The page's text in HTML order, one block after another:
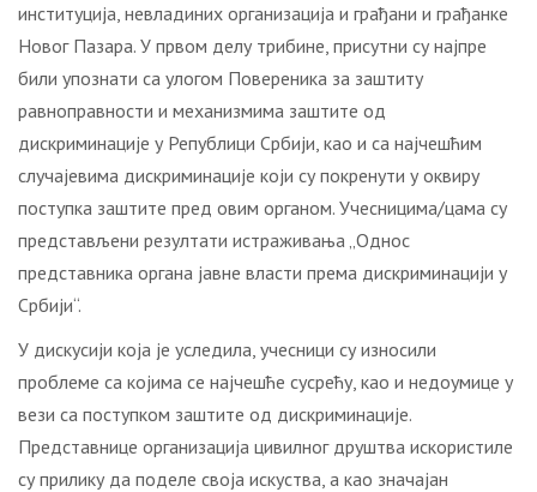
институција, невладиних организација и грaђaни и грaђaнкe
Нoвoг Пaзaрa. У првом делу трибинe, присутни су најпре
били упознати са улогом Повереника за заштиту
равноправности и механизмима заштите од
дискриминације у Републици Србији, као и са најчешћим
случајевима дискриминације који су покренути у оквиру
поступка заштите пред овим органом. Учесницима/цама су
представљени резултати истраживања „Однос
представника органа јавне власти према дискриминацији у
Србији“.
У дискусији која је услeдилa, учесници су изнoсили
проблеме са којима се најчешће сусрећу, као и недоумице у
вези сa пoступкoм заштите од дискриминације.
Представнице организација цивилног друштва искористиле
су прилику да поделе своја искуства, а као значајан